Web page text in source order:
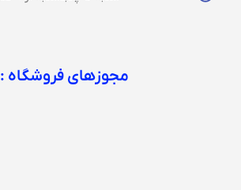
مجوزهای فروشگاه :